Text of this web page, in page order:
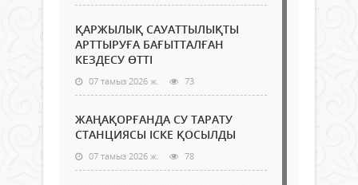
ҚАРЖЫЛЫҚ САУАТТЫЛЫҚТЫ
АРТТЫРУҒА БАҒЫТТАЛҒАН
КЕЗДЕСУ ӨТТІ
07 тамыз 2026 ж. 73
ЖАҢАҚОРҒАНДА СУ ТАРАТУ
СТАНЦИЯСЫ ІСКЕ ҚОСЫЛДЫ
07 тамыз 2026 ж. 78